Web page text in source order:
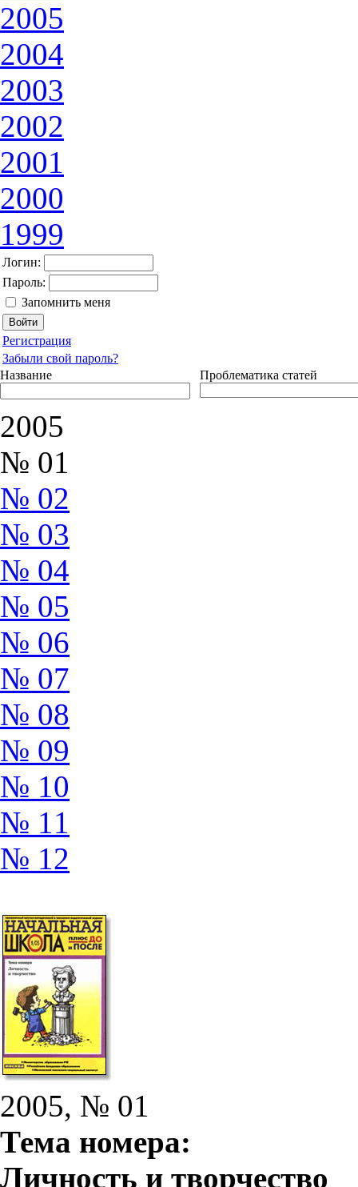
2005
2004
2003
2002
2001
2000
1999
Логин:
Пароль:
Запомнить меня
Регистрация
Забыли свой пароль?
Название
Проблематика статей
2005
№ 01
№ 02
№ 03
№ 04
№ 05
№ 06
№ 07
№ 08
№ 09
№ 10
№ 11
№ 12
2005, № 01
Тема номера:
Личность и творчество